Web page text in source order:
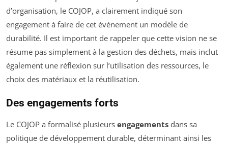
d’organisation, le COJOP, a clairement indiqué son
engagement à faire de cet événement un modèle de
durabilité. Il est important de rappeler que cette vision ne se
résume pas simplement à la gestion des déchets, mais inclut
également une réflexion sur l’utilisation des ressources, le
choix des matériaux et la réutilisation.
Des engagements forts
Le COJOP a formalisé plusieurs engagements dans sa
politique de développement durable, déterminant ainsi les